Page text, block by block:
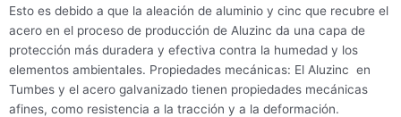
Esto es debido a que la aleación de aluminio y cinc que recubre el
acero en el proceso de producción de Aluzinc da una capa de
protección más duradera y efectiva contra la humedad y los
elementos ambientales. Propiedades mecánicas: El Aluzinc en
Tumbes y el acero galvanizado tienen propiedades mecánicas
afines, como resistencia a la tracción y a la deformación.